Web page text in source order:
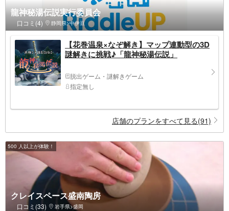
龍神秘湯伝説実行委員会
口コミ(4) 静岡県>中伊豆
【花巻温泉×なぞ解き】マップ連動型の3D
謎解きに挑戦♪「龍神秘湯伝説」
脱出ゲーム・謎解きゲーム
指定無し
店舗のプランをすべて見る(91)
500 人以上が体験！
クレイスペース盛南陶房
口コミ(33) 岩手県>盛岡